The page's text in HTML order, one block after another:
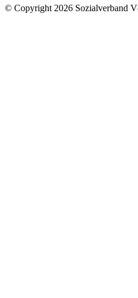
© Copyright 2026 Sozialverband